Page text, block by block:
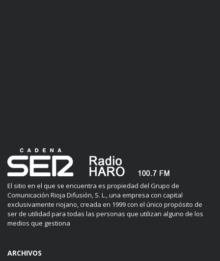
El sitio en el que se encuentra es propiedad del Grupo de
Comunicación Rioja Difusión, S. L., una empresa con capital
exclusivamente riojano, creada en 1999 con el único propósito de
ser de utilidad para todas las personas que utilizan alguno de los
medios que gestiona
ARCHIVOS